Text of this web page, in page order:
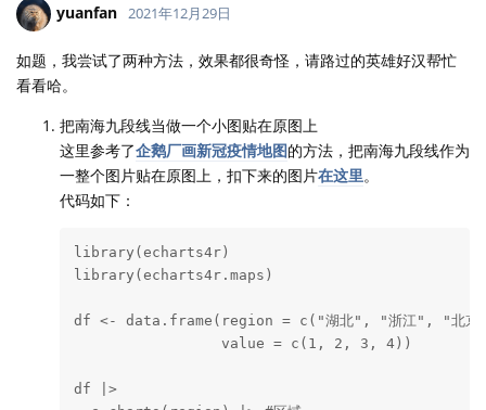
yuanfan 2021年12月29日
如题，我尝试了两种方法，效果都很奇怪，请路过的英雄好汉帮忙
看看哈。
把南海九段线当做一个小图贴在原图上
这里参考了企鹅厂画新冠疫情地图的方法，把南海九段线作为
一整个图片贴在原图上，扣下来的图片在这里。
代码如下：
library(echarts4r)
library(echarts4r.maps)
df <- data.frame(region = c("湖北", "浙江", "北
                 value = c(1, 2, 3, 4))
df |>